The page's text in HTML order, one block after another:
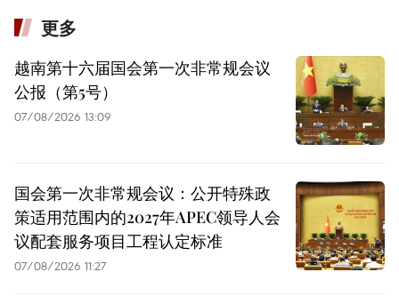
更多
越南第十六届国会第一次非常规会议
公报（第5号）
07/08/2026 13:09
国会第一次非常规会议：公开特殊政
策适用范围内的2027年APEC领导人会
议配套服务项目工程认定标准
07/08/2026 11:27